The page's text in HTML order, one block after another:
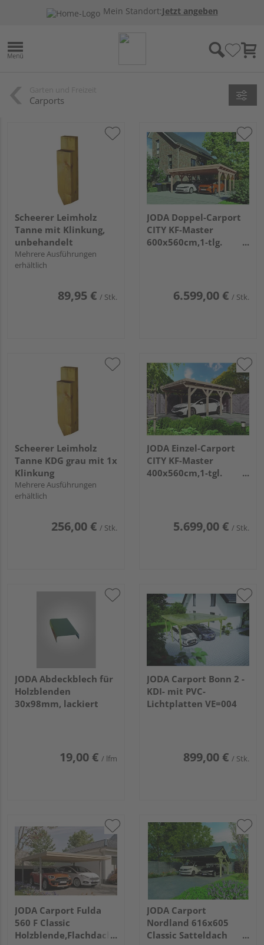
Mein Standort:Jetzt angeben
Carports
Scheerer Leimholz
Tanne mit Klinkung,
unbehandelt
Mehrere Ausführungen
erhältlich
89,95 € / Stk.
JODA Doppel-Carport
CITY KF-Master
600x560cm,1-tlg.
6.599,00 € / Stk.
Scheerer Leimholz
Tanne KDG grau mit 1x
Klinkung
Mehrere Ausführungen
erhältlich
256,00 € / Stk.
JODA Einzel-Carport
CITY KF-Master
400x560cm,1-tgl.
5.699,00 € / Stk.
JODA Abdeckblech für
Holzblenden
30x98mm, lackiert
19,00 € / lfm
JODA Carport Bonn 2 -
KDI- mit PVC-
Lichtplatten VE=004
899,00 € / Stk.
JODA Carport Fulda
560 F Classic
Holzblende,Flachdach
JODA Carport
Nordland 616x605
Classic Satteldach